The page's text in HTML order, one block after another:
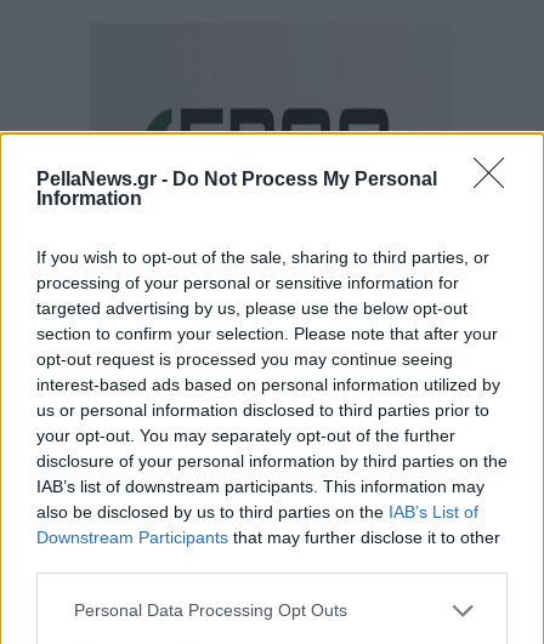
PellaNews.gr - Do Not Process My Personal
Information
If you wish to opt-out of the sale, sharing to third parties, or
processing of your personal or sensitive information for
targeted advertising by us, please use the below opt-out
section to confirm your selection. Please note that after your
opt-out request is processed you may continue seeing
interest-based ads based on personal information utilized by
us or personal information disclosed to third parties prior to
your opt-out. You may separately opt-out of the further
disclosure of your personal information by third parties on the
IAB’s list of downstream participants. This information may
also be disclosed by us to third parties on the IAB’s List of
Downstream Participants that may further disclose it to other
Personal Data Processing Opt Outs